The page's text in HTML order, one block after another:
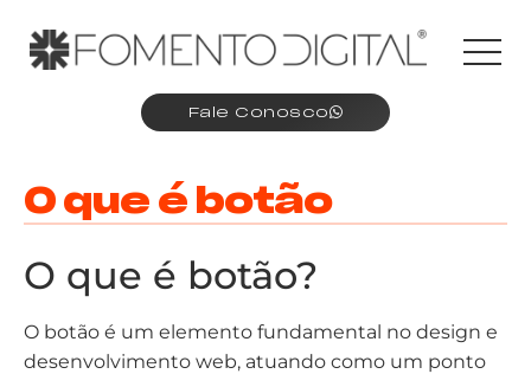
Fale Conosco
O que é botão
O que é botão?
O botão é um elemento fundamental no design e
desenvolvimento web, atuando como um ponto